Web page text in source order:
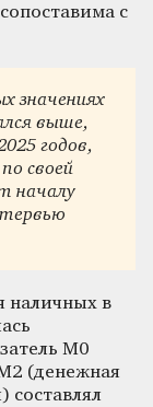
с
значениях
выше,
годов,
своей
началу
наличных в
M0
(денежная
составлял